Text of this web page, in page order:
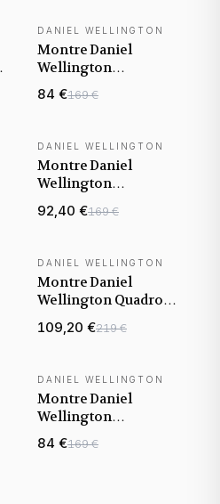
DANIEL WELLINGTON
Montre Daniel
Wellington
DW00100305 en maille
milanaise Rose Doré
84 €169 €
DANIEL WELLINGTON
Montre Daniel
Wellington
DW00100431 Quadro
Rectangulaire maille
92,40 €169 €
DANIEL WELLINGTON
Montre Daniel
Wellington Quadro
rose
109,20 €219 €
DANIEL WELLINGTON
Montre Daniel
Wellington
DW00100306 Classic
Petite Sterling 36mm
84 €169 €